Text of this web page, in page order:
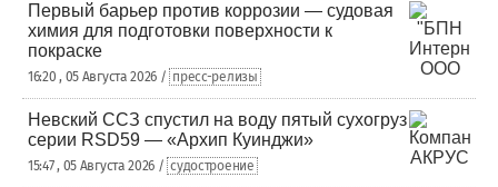
Первый барьер против коррозии — судовая
химия для подготовки поверхности к
покраске
16:20 , 05 Августа 2026 / пресс-релизы
Невский ССЗ спустил на воду пятый сухогруз
серии RSD59 — «Архип Куинджи»
15:47 , 05 Августа 2026 / судостроение